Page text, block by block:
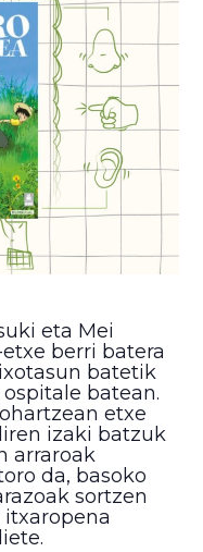
eta Mei
berri batera
batetik
batean.
etxe
izaki batzuk
arraroak
da, basoko
sortzen